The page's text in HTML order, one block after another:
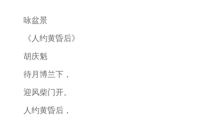
咏盆景
《人约黄昏后》
胡庆魁
待月博兰下，
迎风柴门开。
人约黄昏后，